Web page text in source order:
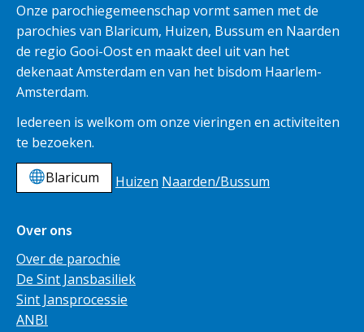
Onze parochiegemeenschap vormt samen met de
parochies van Blaricum, Huizen, Bussum en Naarden
de regio Gooi-Oost en maakt deel uit van het
dekenaat Amsterdam en van het bisdom Haarlem-
Amsterdam.
Iedereen is welkom om onze vieringen en activiteiten
te bezoeken.
Blaricum
Huizen Naarden/Bussum
Over ons
Over de parochie
De Sint Jansbasiliek
Sint Jansprocessie
ANBI